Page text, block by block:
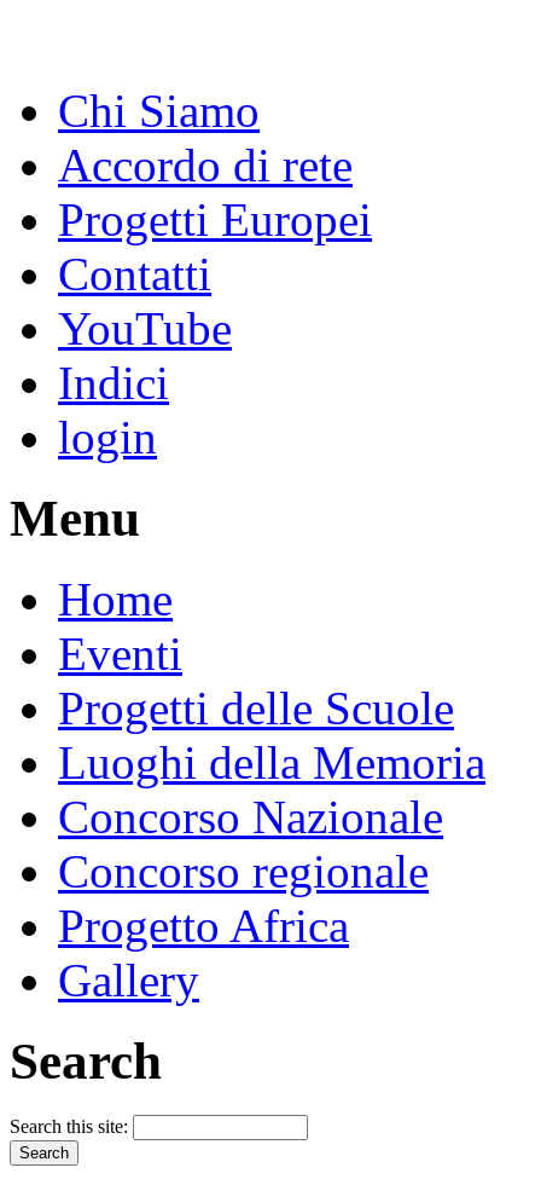
Chi Siamo
Accordo di rete
Progetti Europei
Contatti
YouTube
Indici
login
Menu
Home
Eventi
Progetti delle Scuole
Luoghi della Memoria
Concorso Nazionale
Concorso regionale
Progetto Africa
Gallery
Search
Search this site: